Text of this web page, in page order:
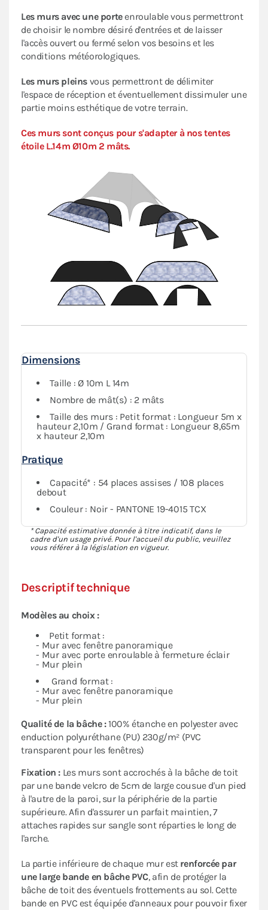
Les murs avec une porteenroulable vous permettront
de choisir le nombre désiré d'entrées et de laisser
l'accès ouvert ou fermé selon vos besoins et les
conditions météorologiques.
Les murs pleins vous permettront de délimiter
l'espace de réception et éventuellement dissimuler une
partie moins esthétique de votre terrain.
Ces murs sont conçus pour s'adapter à nos tentes
étoile L.14m Ø10m 2 mâts.
Descriptif technique
Modèles au choix :
Petit format :
- Mur avec fenêtre panoramique
- Mur avec porte enroulable à fermeture éclair
- Mur plein
Grand format :
- Mur avec fenêtre panoramique
- Mur plein
Qualité de la bâche :100% étanche en polyester avec
enduction polyuréthane (PU) 230g/m² (PVC
transparent pour les fenêtres)
Fixation : Les murs sont accrochés à la bâche de toit
par une bande velcro de 5cm de large cousue d'un pied
à l'autre de la paroi, sur la périphérie de la partie
supérieure. Afin d'assurer un parfait maintien, 7
attaches rapides sur sangle sont réparties le long de
l'arche.
La partie inférieure de chaque mur estrenforcée par
une large bande en bâche PVC, afin de protéger la
bâche de toit des éventuels frottements au sol. Cette
bande en PVC est équipée d'anneaux pour pouvoir fixer
Dimensions
Taille : Ø 10m L 14m
Nombre de mât(s) : 2 mâts
Taille des murs : Petit format : Longueur 5m x
hauteur 2,10m / Grand format : Longueur 8,65m
x hauteur 2,10m
Pratique
Capacité* : 54 places assises / 108 places
debout
Couleur : Noir - PANTONE 19-4015 TCX
* Capacité estimative donnée à titre indicatif, dans le
cadre d'un usage privé. Pour l'accueil du public, veuillez
vous référer à la législation en vigueur.